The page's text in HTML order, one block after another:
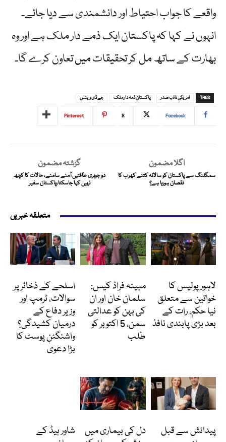
واقعے کا جواب احتیاط اور دانشمندی سے دیا جائے۔
انہوں نے کہا کہ پاکستان ایک ذمے دار ملک ہے اور وہ
بھارت کے ساتھ مل کر تحقیقات میں تعاون کرے گا۔
TAGS امریکی نائب صدر پاکستان ذمہ دار ملک جے ڈی وینس
Facebook
X
Pinterest
گزشتہ مضمون
دو جوہری طاقتیں آمنے سامنے، حالات کا کچھ
نہیں کہا جاسکتا،پاکستان سفیر
اگلا مضمون
سمگلنگ سے پاکستان کو سالانہ کتنے کھرب کا
نقصان ہورہا ہے؟
متعلقہ خبریں
لاہور پولیس کا
خواتین سے متعلق
نیا حکم، رات کے
بعد بڑی پابندی نافذ
مبینہ فراڈ کیس:
سلمان خان اور ان
کی بہن کو عدالتی
سمن، 5 اکتوبر کو
طلب
اسلحے کے ذخائر پر
سوالات، ٹرمپ اور
وزیر دفاع کے
درمیان کشیدگی؟
واشنگٹن پوسٹ کا
بڑا دعویٰ
پیدائش سے قبل
دل کی بیماری میں
شاور ہیڈ کے